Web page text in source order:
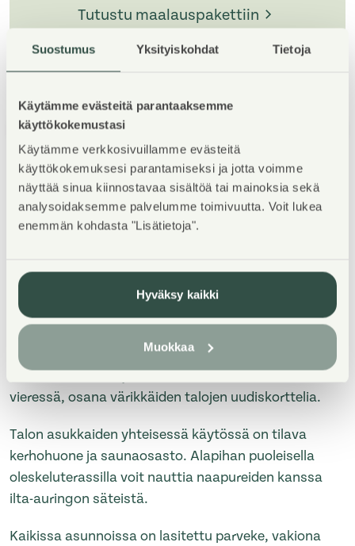
Suostumus Yksityiskohdat Tietoja
Käytämme evästeitä parantaaksemme
käyttökokemustasi
Käytämme verkkosivuillamme evästeitä
käyttökokemuksesi parantamiseksi ja jotta voimme
näyttää sinua kiinnostavaa sisältöä tai mainoksia sekä
analysoidaksemme palvelumme toimivuutta. Voit lukea
enemmän kohdasta "Lisätietoja".
Hyväksy kaikki
Muokkaa
Tutustu maalauspakettiin
Kirstinharjun uudistuneelle alueelle on valmistunut
lokakuussa 2022 Asuntosäätiön 68 kodikasta ja
viihtyisää asumisoikeuskotia. Kaksiportainen, 6–8
kerroksinen talo sijaitsee luonnontilaisen metsikön
vieressä, osana värikkäiden talojen uudiskorttelia.
Talon asukkaiden yhteisessä käytössä on tilava
kerhohuone ja saunaosasto. Alapihan puoleisella
oleskeluterassilla voit nauttia naapureiden kanssa
ilta-auringon säteistä.
Kaikissa asunnoissa on lasitettu parveke, vakiona